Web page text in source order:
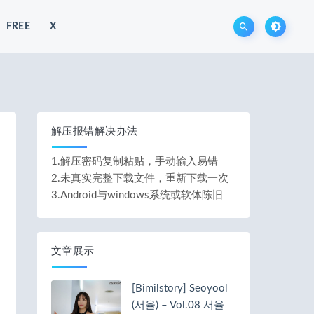
FREE X
解压报错解决办法
1.解压密码复制粘贴，手动输入易错
2.未真实完整下载文件，重新下载一次
3.Android与windows系统或软体陈旧
文章展示
[Bimilstory] Seoyool
(서율) – Vol.08 서율